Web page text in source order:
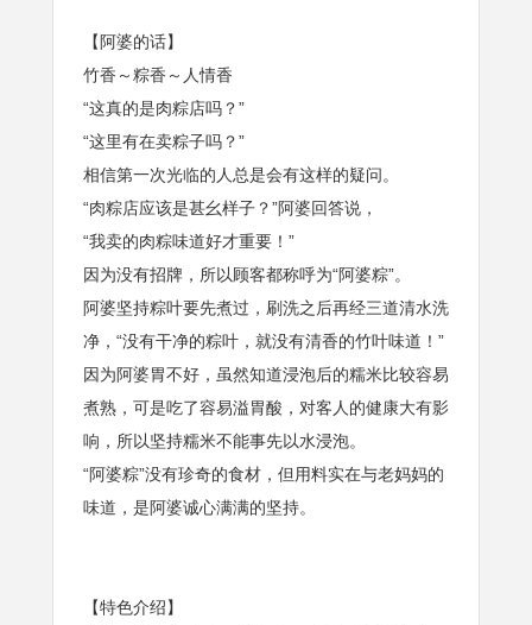
【阿婆的话】
竹香～粽香～人情香
“这真的是肉粽店吗？”
“这里有在卖粽子吗？”
相信第一次光临的人总是会有这样的疑问。
“肉粽店应该是甚幺样子？”阿婆回答说，
“我卖的肉粽味道好才重要！”
因为没有招牌，所以顾客都称呼为“阿婆粽”。
阿婆坚持粽叶要先煮过，刷洗之后再经三道清水洗
净，“没有干净的粽叶，就没有清香的竹叶味道！”
因为阿婆胃不好，虽然知道浸泡后的糯米比较容易
煮熟，可是吃了容易溢胃酸，对客人的健康大有影
响，所以坚持糯米不能事先以水浸泡。
“阿婆粽”没有珍奇的食材，但用料实在与老妈妈的
味道，是阿婆诚心满满的坚持。
【特色介绍】